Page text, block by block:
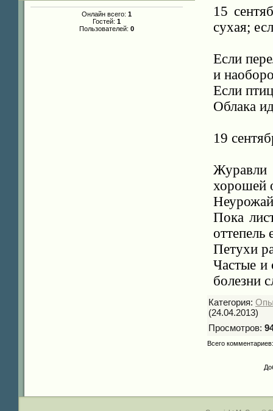
Онлайн всего: 1
Гостей: 1
Пользователей: 0
15
сухая;
Если
и
Если
Облака
19
хорошей
Пока
оттепель
Петухи
Частые и
болезни
Категория:
(24.04.2013)
Просмотров:
Всего комментариев